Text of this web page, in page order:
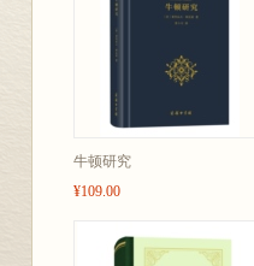
牛顿研究
¥109.00